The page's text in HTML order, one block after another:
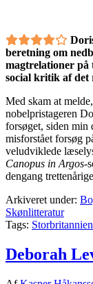
beretning om
magtrelationer på
social kritik af det
Med skam at
nobelpristageren
forsøget, siden min
misforstået forsøg
veludviklede
Canopus in Argos-
dengang
Arkiveret under:
Skønlitteratur
Tags: Storbritannien
Deborah